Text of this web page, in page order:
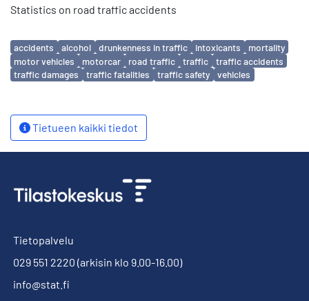
Statistics on road traffic accidents
Avainsanat
accidents alcohol drunkenness in traffic intoxicants
mortality
motor vehicles
motorcar road traffic traffic
traffic accidents
traffic damages
traffic fatalities traffic safety vehicles
Tietueen kaikki tiedot
Tietopalvelu
029 551 2220 (arkisin klo 9.00-16.00)
info@stat.fi